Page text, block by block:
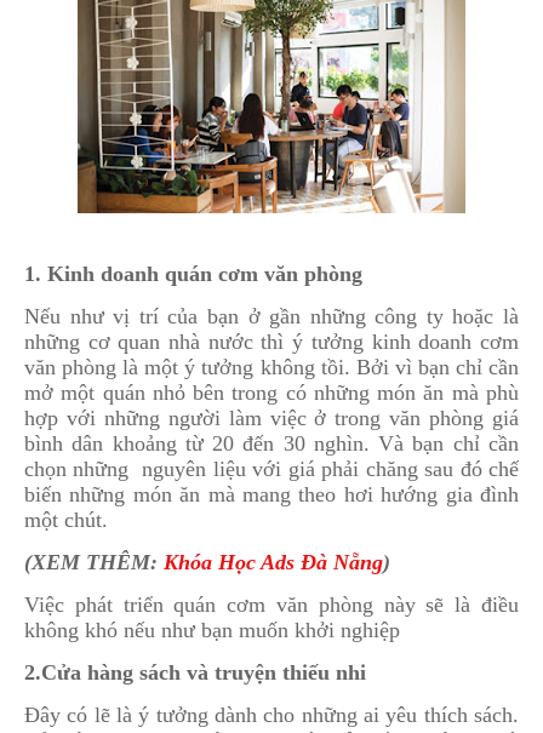
1. Kinh doanh quán cơm văn phòng
Nếu như vị trí của bạn ở gần những công ty hoặc là
những cơ quan nhà nước thì ý tưởng kinh doanh cơm
văn phòng là một ý tưởng không tồi. Bởi vì bạn chỉ cần
mở một quán nhỏ bên trong có những món ăn mà phù
hợp với những người làm việc ở trong văn phòng giá
bình dân khoảng từ 20 đến 30 nghìn. Và bạn chỉ cần
chọn những nguyên liệu với giá phải chăng sau đó chế
biến những món ăn mà mang theo hơi hướng gia đình
một chút.
(XEM THÊM: Khóa Học Ads Đà Nẵng)
Việc phát triển quán cơm văn phòng này sẽ là điều
không khó nếu như bạn muốn khởi nghiệp
2.Cửa hàng sách và truyện thiếu nhi
Đây có lẽ là ý tưởng dành cho những ai yêu thích sách.